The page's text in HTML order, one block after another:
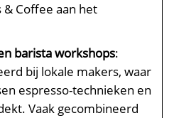
& Coffee aan het
barista workshops:
bij lokale makers, waar
espresso-technieken en
Vaak gecombineerd